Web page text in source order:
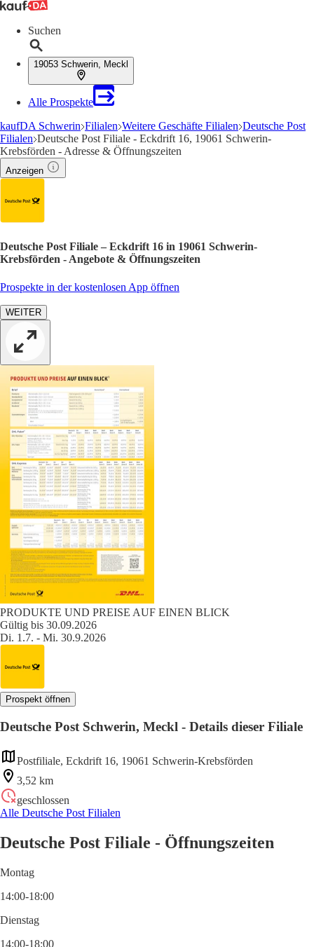
Suchen
19053 Schwerin, Meckl
Alle Prospekte
kaufDA Schwerin Filialen Weitere Geschäfte Filialen Deutsche Post
Filialen Deutsche Post Filiale - Eckdrift 16, 19061 Schwerin-
Krebsförden - Adresse & Öffnungszeiten
Anzeigen
Deutsche Post Filiale – Eckdrift 16 in 19061 Schwerin-
Krebsförden - Angebote & Öffnungszeiten
Prospekte in der kostenlosen App öffnen
WEITER
PRODUKTE UND PREISE AUF EINEN BLICK
Gültig bis 30.09.2026
Di. 1.7. - Mi. 30.9.2026
Prospekt öffnen
Deutsche Post Schwerin, Meckl - Details dieser Filiale
Postfiliale, Eckdrift 16, 19061 Schwerin-Krebsförden
3,52 km
geschlossen
Alle Deutsche Post Filialen
Deutsche Post Filiale - Öffnungszeiten
Montag
14:00-18:00
Dienstag
14:00-18:00